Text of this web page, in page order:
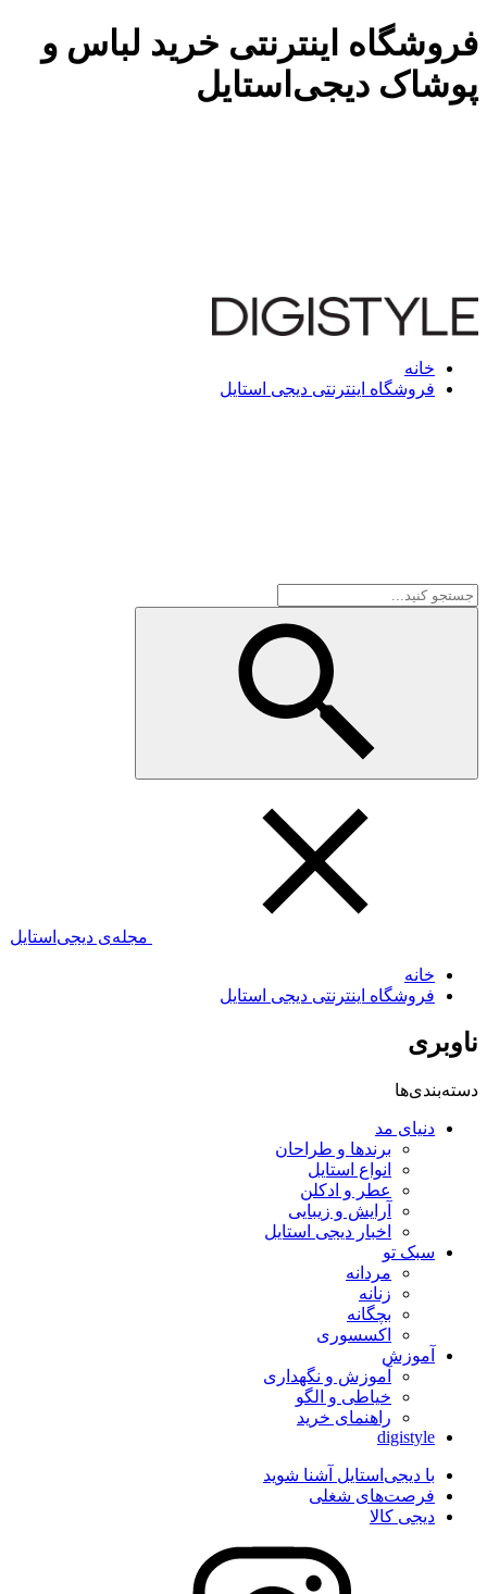
فروشگاه اینترنتی خرید لباس و
پوشاک دیجی‌استایل
خانه
فروشگاه اینترنتی دیجی استایل
مجله‌ی دیجی‌استایل
خانه
فروشگاه اینترنتی دیجی استایل
ناوبری
دسته‌بندی‌ها
دنیای مد
برندها و طراحان
انواع استایل
عطر و ادکلن
آرایش و زیبایی
اخبار دیجی استایل
سبک تو
مردانه
زنانه
بچگانه
اکسسوری
آموزش
آموزش و نگهداری
خیاطی و الگو
راهنمای خرید
digistyle
با دیجی‌استایل آشنا شوید
فرصت‌های شغلی
دیجی کالا